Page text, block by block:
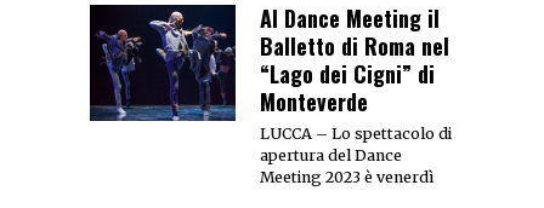
Al Dance Meeting il
Balletto di Roma nel
“Lago dei Cigni” di
Monteverde
LUCCA – Lo spettacolo di
apertura del Dance
Meeting 2023 è venerdì